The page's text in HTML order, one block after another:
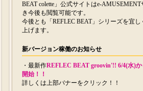
BEAT colette」公式サイトはe-
き今後も閲覧可能です。
今後とも「REFLEC BEAT」シリーズを宜し
上げます。
新バージョン稼働のお知らせ
・最新作REFLEC BEAT groovin'!! 6/4(水)
開始！！
詳しくは上部バナーをクリック！！